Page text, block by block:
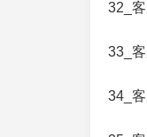
32_
33_
34_